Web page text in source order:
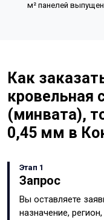
м² панелей
Как
кровельная
(минвата),
0,45 мм в
Этап 1
Запрос
Вы оставляете
назначение,